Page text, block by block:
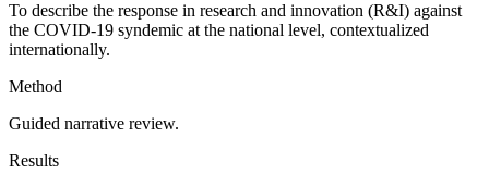
To describe the response in research and innovation (R&I) against
the COVID-19 syndemic at the national level, contextualized
internationally.
Method
Guided narrative review.
Results